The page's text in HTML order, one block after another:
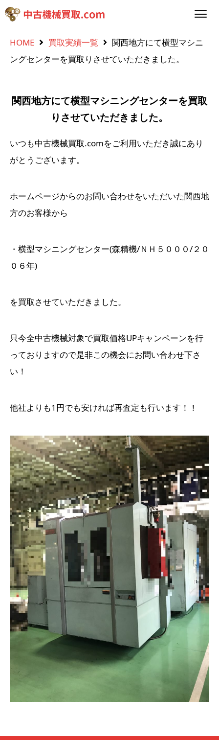
HOME 買取実績一覧
関西地方にて横型マシニ
ングセンターを買取りさせていただきました。
関西地方にて横型マシニングセンターを買取
りさせていただきました。
いつも中古機械買取.comをご利用いただき誠にあり
がとうございます。
ホームページからのお問い合わせをいただいた関西地
方のお客様から
・横型マシニングセンター(森精機/ＮＨ５０００/２０
０６年)
を買取させていただきました。
只今全中古機械対象で買取価格UPキャンペーンを行
っておりますので是非この機会にお問い合わせ下さ
い！
他社よりも1円でも安ければ再査定も行います！！